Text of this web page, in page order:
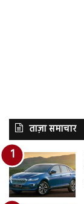
ताज़ा समाचार